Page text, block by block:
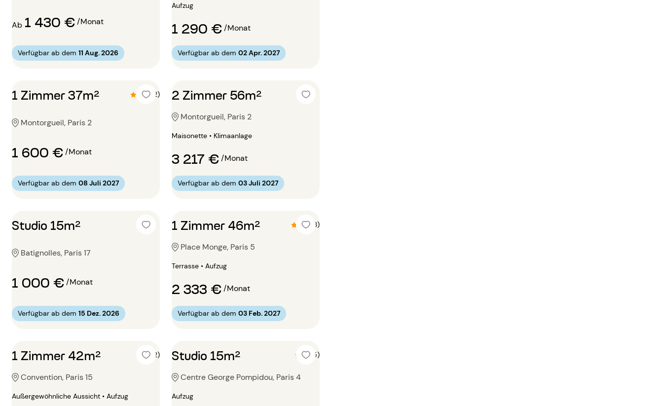
Ab 1 430 €/Monat
Verfügbar ab dem 11 Aug. 2026
Aufzug
1 290 €/Monat
Verfügbar ab dem 02 Apr. 2027
1 Zimmer 37m² 4.5 (2)
Montorgueil, Paris 2
1 600 €/Monat
Verfügbar ab dem 08 Juli 2027
2 Zimmer 56m²
Montorgueil, Paris 2
Maisonette • Klimaanlage
3 217 €/Monat
Verfügbar ab dem 03 Juli 2027
Studio 15m²
Batignolles, Paris 17
1 000 €/Monat
Verfügbar ab dem 15 Dez. 2026
1 Zimmer 46m² 4.7 (3)
Place Monge, Paris 5
Terrasse • Aufzug
2 333 €/Monat
Verfügbar ab dem 03 Feb. 2027
1 Zimmer 42m² 5 (2)
Convention, Paris 15
Außergewöhnliche Aussicht • Aufzug
Studio 15m² 5 (5)
Centre George Pompidou, Paris 4
Aufzug